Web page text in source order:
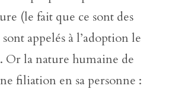
(le fait que ce sont des
appelés à l’adoption le
Or la nature humaine de
filiation en sa personne :